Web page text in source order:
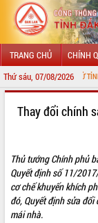
TRANG CHỦ CHÍNH
Thứ sáu, 07/08/2026
TIN ĐIỆN TỬ TỈNH ĐẮK LẮK
TIN TỨC SỰ KIỆN
SỞ, BAN, NGÀNH
UBND CÁC XÃ, PHƯỜNG
Thay đổi chính
Thủ tướng Chính phủ
Quyết định số11/
cơ chế khuyến khích
đó, Quyết định sửa
mái nhà.